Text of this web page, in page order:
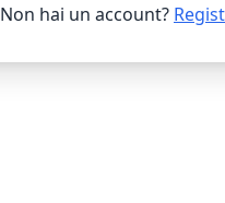
Non hai un account?